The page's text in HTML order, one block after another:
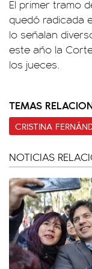
El primer tramo
quedó radicada
lo señalan
este año la
los jueces.
TEMAS
CRISTINA
NOTICIAS